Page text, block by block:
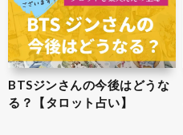
BTSジンさんの今後はどうな
る？【タロット占い】